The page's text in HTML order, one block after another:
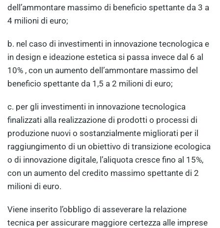
dell’ammontare massimo di beneficio spettante da 3 a
4 milioni di euro;
b. nel caso di investimenti in innovazione tecnologica e
in design e ideazione estetica si passa invece dal 6 al
10% , con un aumento dell’ammontare massimo del
beneficio spettante da 1,5 a 2 milioni di euro;
c. per gli investimenti in innovazione tecnologica
finalizzati alla realizzazione di prodotti o processi di
produzione nuovi o sostanzialmente migliorati per il
raggiungimento di un obiettivo di transizione ecologica
o di innovazione digitale, l’aliquota cresce fino al 15%,
con un aumento del credito massimo spettante di 2
milioni di euro.
Viene inserito l’obbligo di asseverare la relazione
tecnica per assicurare maggiore certezza alle imprese